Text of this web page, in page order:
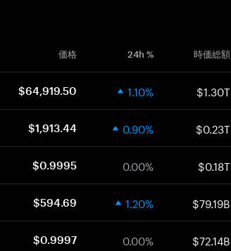
価格 24h % 時価総額
$64,919.50 1.10% $1.30T
$1,913.44 0.90% $0.23T
$0.9995 0.00% $0.18T
$594.69 1.20% $79.19B
$0.9997 0.00% $72.14B